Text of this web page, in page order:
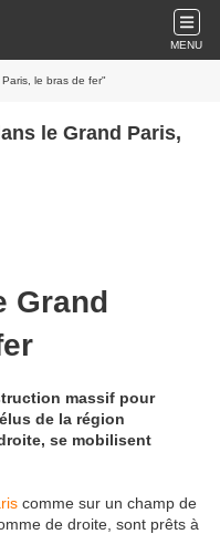
MENU
le bras de fer"
le Grand Paris,
Grand
massif pour
de la région
se mobilisent
comme sur un champ de
de droite, sont prêts à